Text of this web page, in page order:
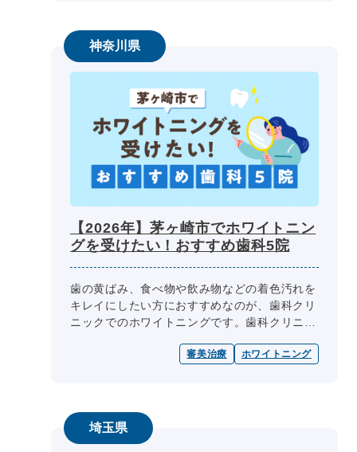
神奈川県
【2026年】茅ヶ崎市でホワイトニン
グを受けたい！おすすめ歯科5院
歯の黄ばみ、食べ物や飲み物などの着色汚れを
キレイにしたい方におすすめなのが、歯科クリ
ニックでのホワイトニングです。歯科クリニッ
きるメリットがあります。しかし、...
審美治療 ホワイトニング
埼玉県